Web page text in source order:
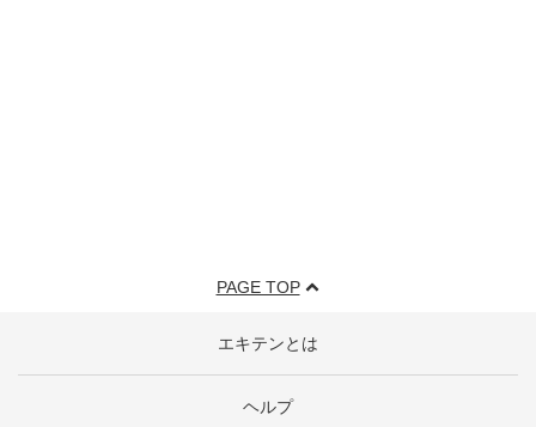
PAGE TOP
エキテンとは
ヘルプ